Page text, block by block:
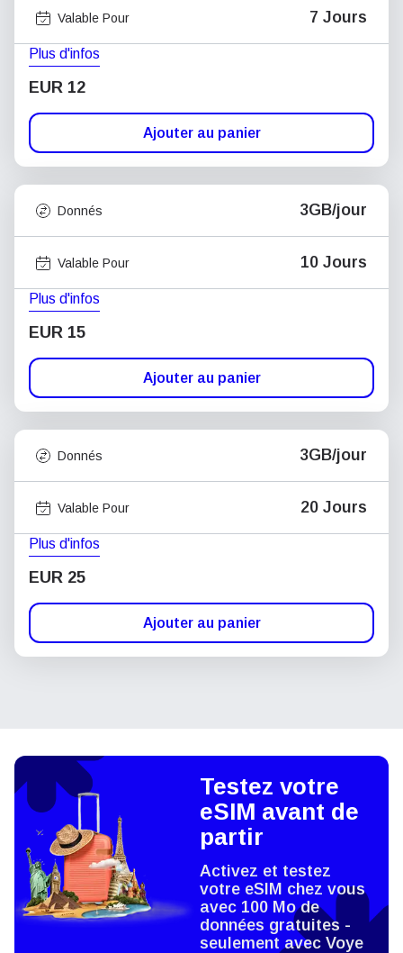
Valable Pour 7 Jours
Plus d'infos
EUR 12
Ajouter au panier
Donnés 3GB/jour
Valable Pour 10 Jours
Plus d'infos
EUR 15
Ajouter au panier
Donnés 3GB/jour
Valable Pour 20 Jours
Plus d'infos
EUR 25
Ajouter au panier
Testez votre
eSIM avant de
partir
Activez et testez
votre eSIM chez vous
avec 100 Mo de
données gratuites -
seulement avec Voye